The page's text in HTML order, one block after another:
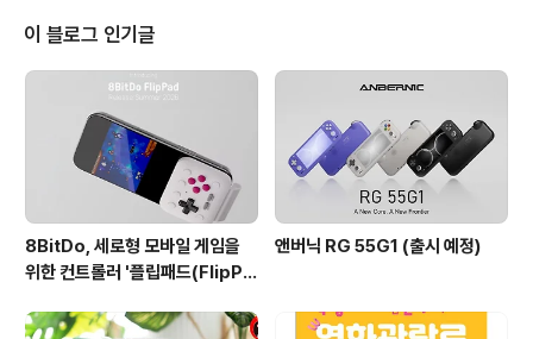
에서는 업데이트 후 개선된 사항 몇 가지를 말씀드리도록
하겠습니다 영상을 보시기 전에 1월에 제작된 RG552 영
상을 먼저 보고 오시면 조금 더 이해가 잘 되실 것 같습니다
그럼 바로 시작해 보겠습니다 오프닝 안드로이드 버전 확
인 새롭게 안드로이드 11로 업데이트된 RG552입니다 안
드로이드 7에서 3개월 만에 4단계로 바로 올라..
이 블로그 인기글
8BitDo, 세로형 모바일 게임을
위한 컨트롤러 '플립패드(FlipPa
앤버닉 RG 55G1 (출시 예정)